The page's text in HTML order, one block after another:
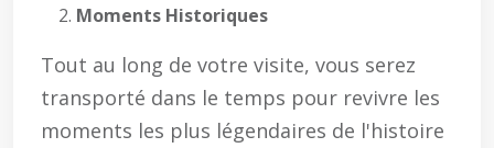
Moments Historiques
Tout au long de votre visite, vous serez
transporté dans le temps pour revivre les
moments les plus légendaires de l'histoire